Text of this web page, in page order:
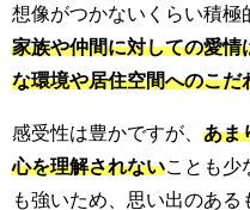
想像がつかないくらい積極
家族や仲間に対しての愛情
な環境や居住空間へのこだ
感受性は豊かですが、 あま
心を理解されない ことも少
も強いため、思い出のあ